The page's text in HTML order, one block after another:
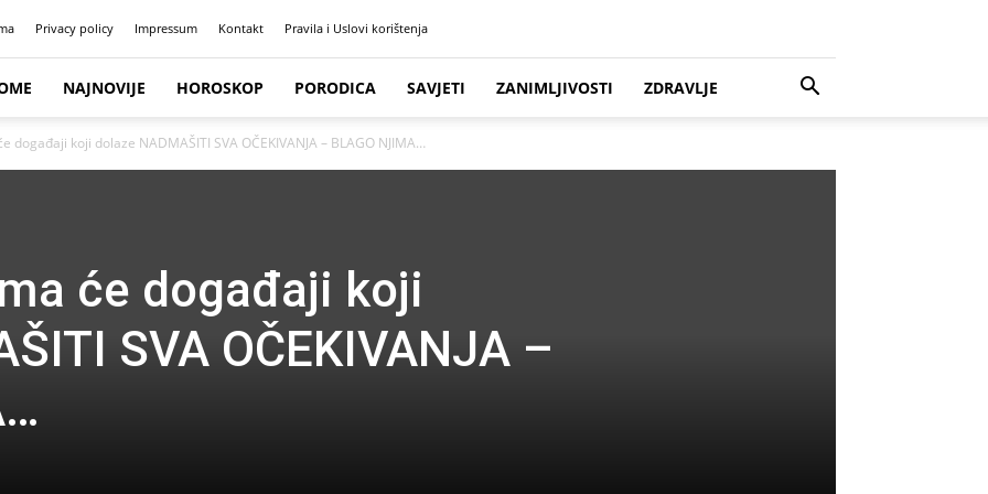
Privacy policy Impressum Kontakt Pravila i Uslovi korištenja
NAJNOVIJE HOROSKOP PORODICA SAVJETI ZANIMLJIVOSTI ZDRAVLJE
događaji koji dolaze NADMAŠITI SVA OČEKIVANJA – BLAGO NJIMA…
će događaji koji
SVA OČEKIVANJA –